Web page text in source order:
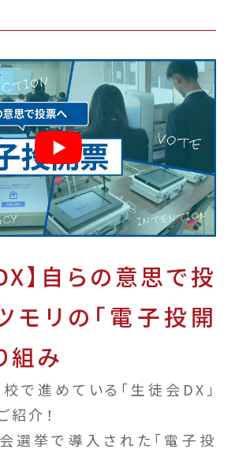
】自らの意思で投
モリの「電子投開
組み
で進めている「生徒会DX」
紹介！
選挙で導入された「電子投